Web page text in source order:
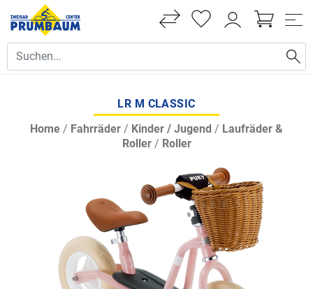
LR M CLASSIC
Home / Fahrräder / Kinder / Jugend / Laufräder &
Roller/ Roller